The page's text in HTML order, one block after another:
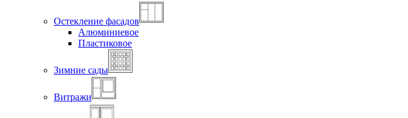
Остекление фасадов
Алюминиевое
Пластиковое
Зимние сады
Витражи